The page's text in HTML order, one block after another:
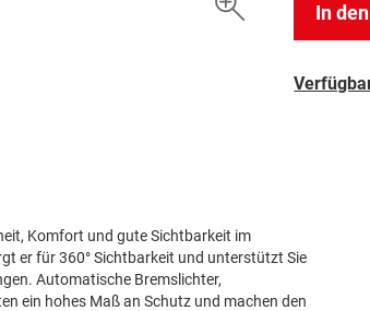
In
Komfort und gute Sichtbarkeit im
er für 360° Sichtbarkeit und unterstützt Sie
Automatische Bremslichter,
ein hohes Maß an Schutz und machen den